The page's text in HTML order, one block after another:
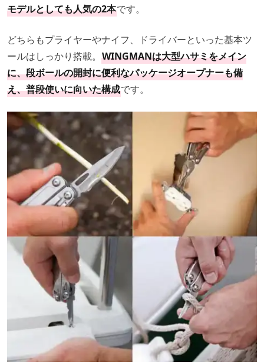
モデルとしても人気の2本です。
どちらもプライヤーやナイフ、ドライバーといった基本ツ
ールはしっかり搭載。 WINGMANは大型ハサミをメイン
に、段ボールの開封に便利なパッケージオープナーも備
え、普段使いに向いた構成です。